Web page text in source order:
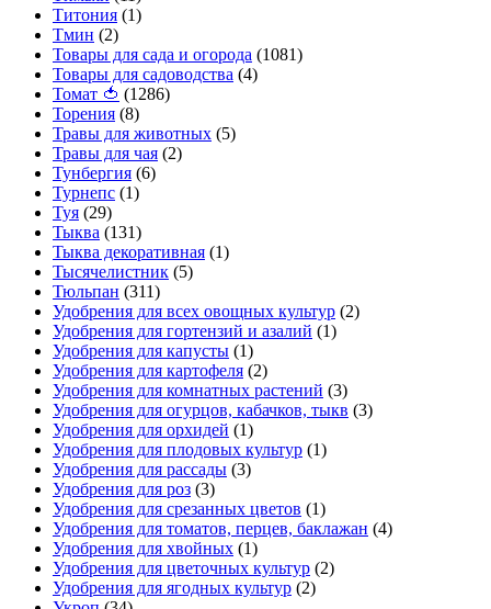
Титония (1)
Тмин (2)
Товары для сада и огорода (1081)
Товары для садоводства (4)
Томат 🍅 (1286)
Торения (8)
Травы для животных (5)
Травы для чая (2)
Тунбергия (6)
Турнепс (1)
Туя (29)
Тыква (131)
Тыква декоративная (1)
Тысячелистник (5)
Тюльпан (311)
Удобрения для всех овощных культур (2)
Удобрения для гортензий и азалий (1)
Удобрения для капусты (1)
Удобрения для картофеля (2)
Удобрения для комнатных растений (3)
Удобрения для огурцов, кабачков, тыкв (3)
Удобрения для орхидей (1)
Удобрения для плодовых культур (1)
Удобрения для рассады (3)
Удобрения для роз (3)
Удобрения для срезанных цветов (1)
Удобрения для томатов, перцев, баклажан (4)
Удобрения для хвойных (1)
Удобрения для цветочных культур (2)
Удобрения для ягодных культур (2)